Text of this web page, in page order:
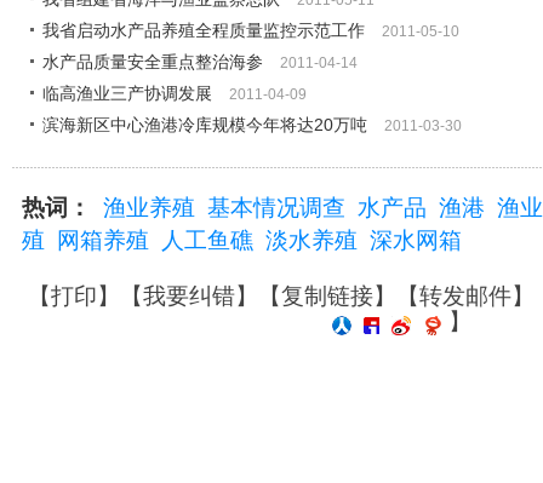
我省启动水产品养殖全程质量监控示范工作 2011-05-10
水产品质量安全重点整治海参 2011-04-14
临高渔业三产协调发展 2011-04-09
滨海新区中心渔港冷库规模今年将达20万吨 2011-03-30
热词： 渔业养殖 基本情况调查 水产品 渔港 渔
殖
网箱养殖 人工鱼礁 淡水养殖 深水网箱
【打印】【我要纠错】【复制链接】【转发邮件】
】